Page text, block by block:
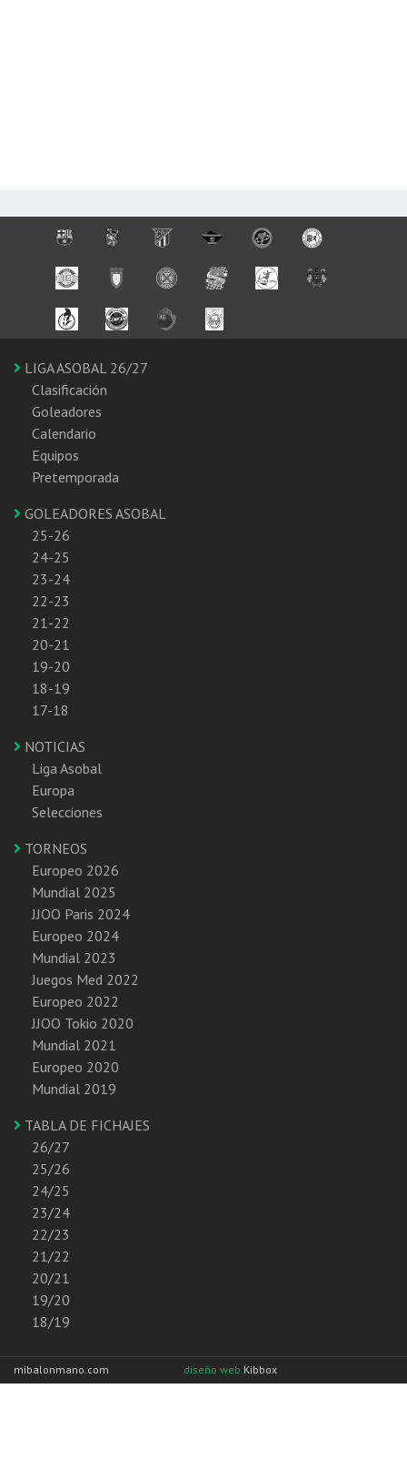
LIGA ASOBAL 26/27
Clasificación
Goleadores
Calendario
Equipos
Pretemporada
GOLEADORES ASOBAL
25-26
24-25
23-24
22-23
21-22
20-21
19-20
18-19
17-18
NOTICIAS
Liga Asobal
Europa
Selecciones
TORNEOS
Europeo 2026
Mundial 2025
JJOO Paris 2024
Europeo 2024
Mundial 2023
Juegos Med 2022
Europeo 2022
JJOO Tokio 2020
Mundial 2021
Europeo 2020
Mundial 2019
TABLA DE FICHAJES
26/27
25/26
24/25
23/24
22/23
21/22
20/21
19/20
18/19
mibalonmano.com diseño web Kibbox